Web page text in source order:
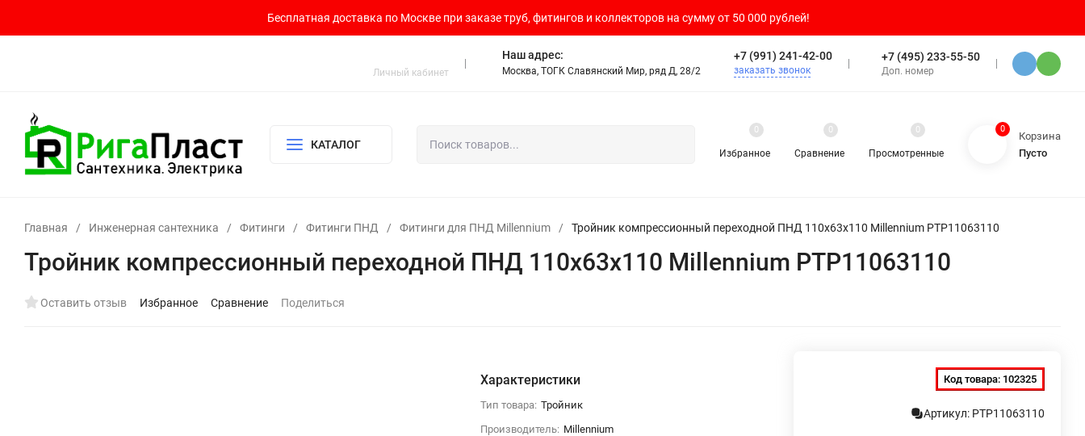
Бесплатная доставка по Москве при заказе труб, фитингов и коллекторов на сумму от 50 000 рублей!
Личный кабинет
Наш адрес:
Москва, ТОГК Славянский Мир, ряд Д, 28/2
+7 (991) 241-42-00
заказать звонок
+7 (495) 233-55-50
Доп. номер
КАТАЛОГ
Избранное
0
Сравнение
0
Просмотренные
0 0
Корзина
Пусто
Главная / Инженерная сантехника / Фитинги / Фитинги ПНД / Фитинги для ПНД Millennium / Трoйник компрессионный переходной ПНД 110х63х110 Millennium PTP11063110
Трoйник компрессионный переходной ПНД 110х63х110 Millennium PTP11063110
Оставить отзыв Избранное Сравнение Поделиться
Характеристики
Тип товара: Тройник
Производитель: Millennium
Код товара: 102325
Артикул: PTP11063110